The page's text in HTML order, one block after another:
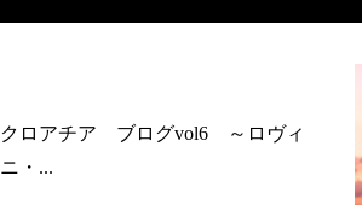
クロアチア ブログvol6 ～ロヴィ
ニ・...